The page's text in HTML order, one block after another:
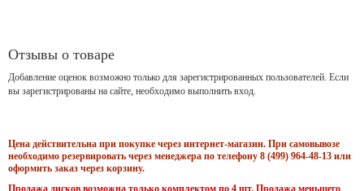
Отзывы о товаре
Добавление оценок возможно только для зарегистрированных пользователей. Если
вы зарегистрированы на сайте, необходимо выполнить вход.
Цена действительна при покупке через интернет-магазин. При самовывозе
необходимо резервировать через менеджера по телефону 8 (499) 964-48-13 или
оформить заказ через корзину.
Продажа дисков возможна только комплектом по 4 шт. Продажа меньшего